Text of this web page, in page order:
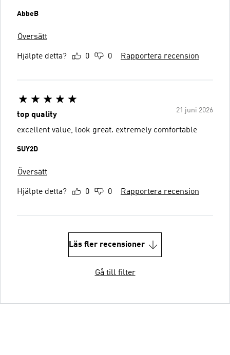
AbbeB
Översätt
Hjälpte detta? 0 0 Rapportera recension
21 juni 2026
top quality
excellent value, look great. extremely comfortable
SUY2D
Översätt
Hjälpte detta? 0 0 Rapportera recension
Läs fler recensioner
Gå till filter